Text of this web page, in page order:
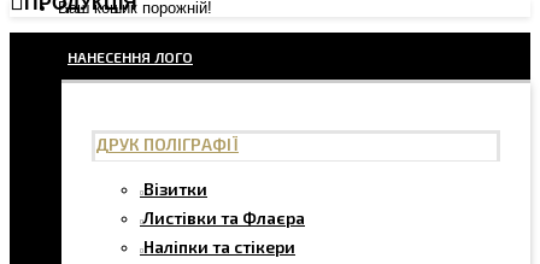
Ваш кошик порожній!
НАНЕСЕННЯ ЛОГО
ДРУК ПОЛІГРАФІЇ
Візитки
Листівки та Флаєра
Наліпки та стікери